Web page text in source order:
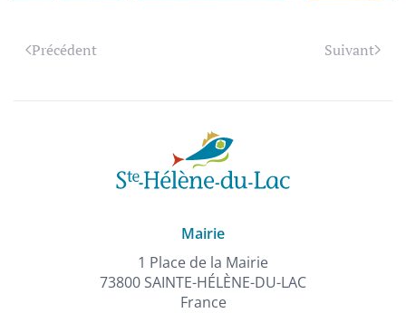
Précédent Suivant
Mairie
1 Place de la Mairie
73800 SAINTE-HÉLÈNE-DU-LAC
France